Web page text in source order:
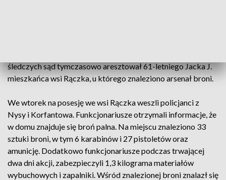
śledczych sąd tymczasowo aresztował 61-letniego Jacka J.
mieszkańca wsi Rączka, u którego znaleziono arsenał broni.
We wtorek na posesję we wsi Rączka weszli policjanci z
Nysy i Korfantowa. Funkcjonariusze otrzymali informacje, że
w domu znajduje się broń palna. Na miejscu znaleziono 33
sztuki broni, w tym 6 karabinów i 27 pistoletów oraz
amunicję. Dodatkowo funkcjonariusze podczas trwającej
dwa dni akcji, zabezpieczyli 1,3 kilograma materiałów
wybuchowych i zapalniki. Wśród znalezionej broni znalazł się